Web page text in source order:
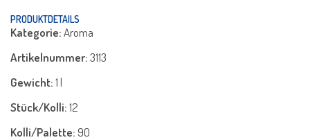
PRODUKTDETAILS
Kategorie:Aroma
Artikelnummer:3113
Gewicht:1 l
Stück/Kolli:12
Kolli/Palette:90